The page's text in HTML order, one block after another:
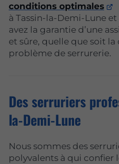
conditions optimales
à Tassin-la-Demi-Lune et
avez la garantie d’une
et sûre, quelle que soit
problème de serrurerie.
Des serruriers
la-Demi-Lune
Nous sommes des
polyvalents à qui confier